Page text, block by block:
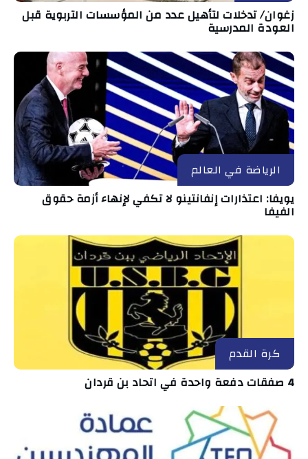
زغوان/ تدخلات لتأهيل عدد من المؤسسات التربوية قبل
العودة المدرسية
الرياضة في العالم
يويفا: اعتذارات إنفانتينو لا تكفي لإنهاء أزمة حقوق
الفيفا
كرة القدم
4 صفقات دفعة واحدة في اتحاد بن قردان